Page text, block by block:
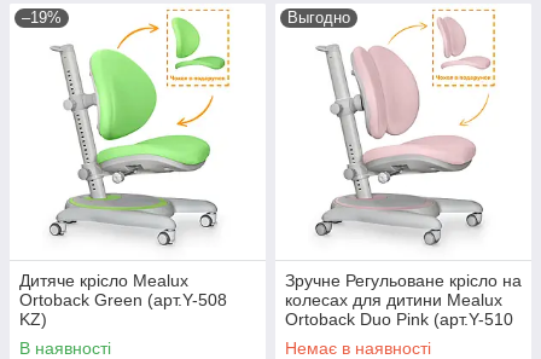
–19%
Дитяче крісло Mealux
Ortoback Green (арт.Y-508
KZ)
В наявності
Выгодно
Зручне Регульоване крісло на
колесах для дитини Mealux
Ortoback Duo Pink (арт.Y-510
KP)
Немає в наявності